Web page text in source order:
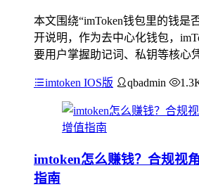
本文围绕“imToken钱包里的钱是
开说明，作为去中心化钱包，
要用户掌握助记词、私钥等核心
imtoken IOS版 qbadmin
imtoken怎么赚钱？合规视
指南